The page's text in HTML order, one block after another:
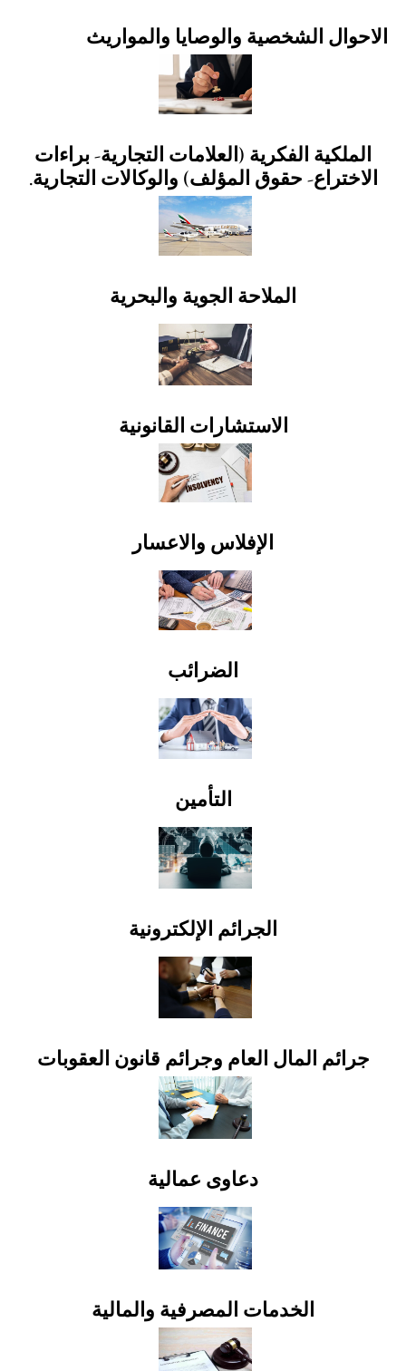
الاحوال الشخصية والوصايا والمواريث
الملكية الفكرية (العلامات التجارية- براءات
الاختراع- حقوق المؤلف) والوكالات التجارية.
الملاحة الجوية والبحرية
الاستشارات القانونية
الإفلاس والاعسار
الضرائب
التأمين
الجرائم الإلكترونية
جرائم المال العام وجرائم قانون العقوبات
دعاوى عمالية
الخدمات المصرفية والمالية